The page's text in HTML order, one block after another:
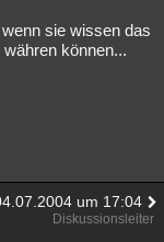
sie wissen das
können...
um 17:04
Diskussionsleiter